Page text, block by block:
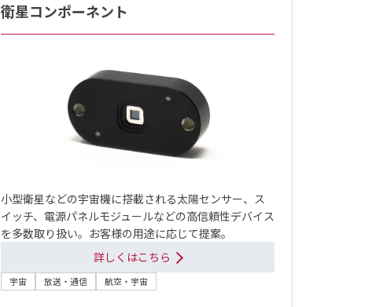
衛星コンポーネント
小型衛星などの宇宙機に搭載される太陽センサー、ス
イッチ、電源パネルモジュールなどの高信頼性デバイス
を多数取り扱い。お客様の用途に応じて提案。
詳しくはこちら
宇宙 放送・通信 航空・宇宙